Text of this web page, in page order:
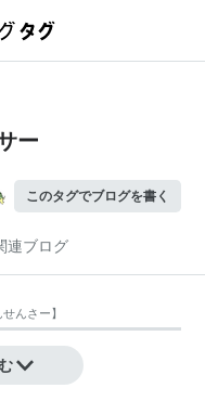
ー
このタグでブログを書く
連ブログ
せんさー】